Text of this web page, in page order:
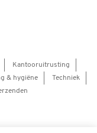
Kantooruitrusting
& hygiëne
Techniek